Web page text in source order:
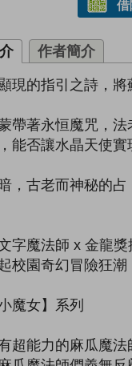
借
作者簡介
現的指引之詩，
帶著永恒魔咒，
能否讓水晶天使實
，古老而神秘的
字魔法師 x 金龍獎
校園奇幻冒險狂潮
魔女】系列
超能力的麻瓜魔